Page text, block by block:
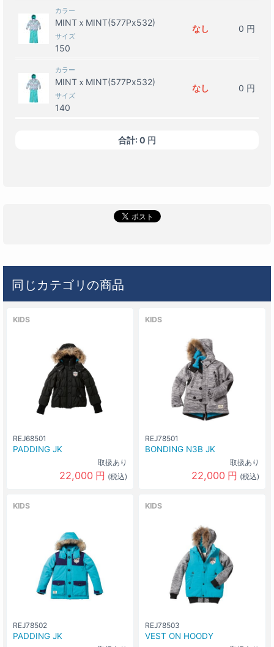
カラー
MINTｘMINT(577Px532)
サイズ
150
なし 0 円
カラー
MINTｘMINT(577Px532)
サイズ
140
なし 0 円
MINTｘMINT(577Px532)
150
なし 0円
MAGENTAｘBLACK(963Px009)
140
カラー
MAGENTAｘBLACK(963Px009)
サイズ
130
なし
SEAｘNAVY(697Px699)
サイズ
なし
カラー
SEAｘNAVY(697Px699)
サイズ
140
なし
130
合計:0 円
同じカテゴリの商品
KIDS
REJ68501
PADDING JK
取扱あり
22,000 円 (税込)
KIDS
REJ78501
BONDING N3B JK
取扱あり
22,000 円 (税込)
KIDS
REJ78502
PADDING JK
KIDS
REJ78503
VEST ON HOODY